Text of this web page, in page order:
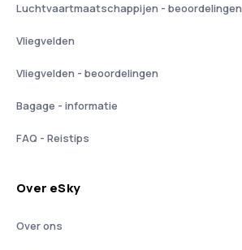
Luchtvaartmaatschappijen - beoordelingen
Vliegvelden
Vliegvelden - beoordelingen
Bagage - informatie
FAQ - Reistips
Over eSky
Over ons